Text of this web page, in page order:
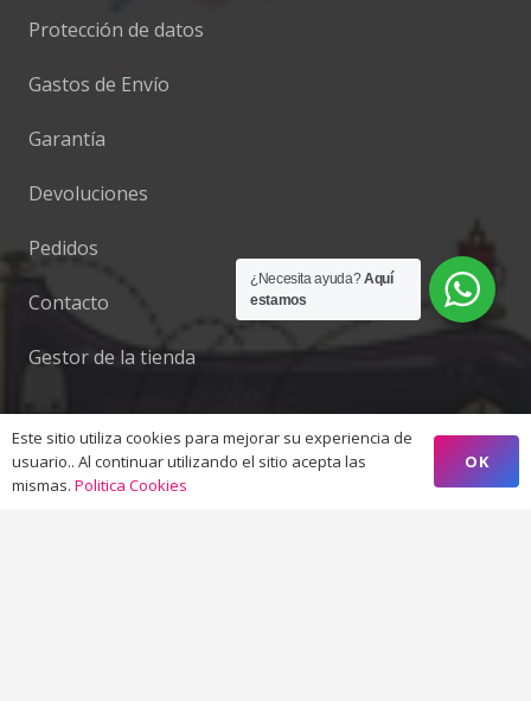
Protección de datos
Gastos de Envío
Garantía
Devoluciones
Pedidos
Contacto
Gestor de la tienda
Contacto
¿Necesita ayuda?Aquí
estamos
Este sitio utiliza cookies para mejorar su experiencia de
usuario.. Al continuar utilizando el sitio acepta las
mismas. Politica Cookies
OK